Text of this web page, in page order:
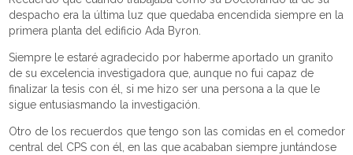
despacho era la última luz que quedaba encendida siempre en la
primera planta del edificio Ada Byron.
Siempre le estaré agradecido por haberme aportado un granito
de su excelencia investigadora que, aunque no fui capaz de
finalizar la tesis con él, si me hizo ser una persona a la que le
sigue entusiasmando la investigación.
Otro de los recuerdos que tengo son las comidas en el comedor
central del CPS con él, en las que acababan siempre juntándose